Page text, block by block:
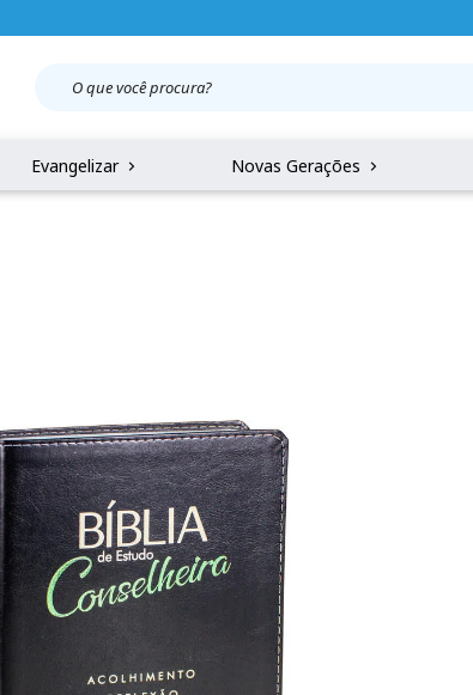
Evangelizar Novas Gerações